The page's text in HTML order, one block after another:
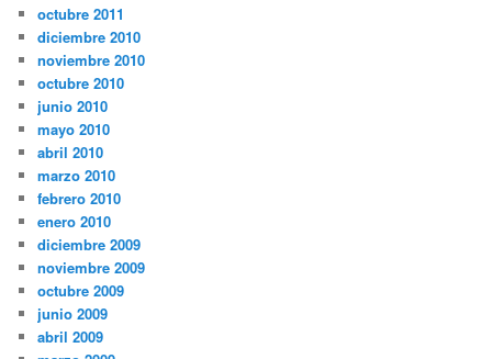
octubre 2011
diciembre 2010
noviembre 2010
octubre 2010
junio 2010
mayo 2010
abril 2010
marzo 2010
febrero 2010
enero 2010
diciembre 2009
noviembre 2009
octubre 2009
junio 2009
abril 2009